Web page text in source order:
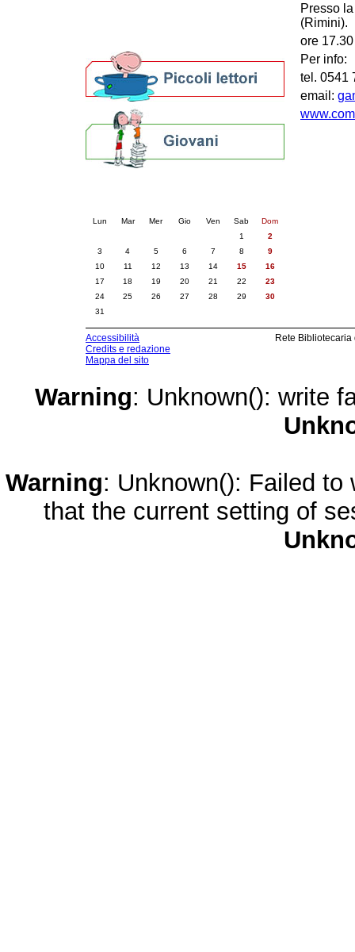
Presso
(Rimini).
ore
Per info:
tel. 0541
email:
Lun Mar Mer Gio Ven Sab
Dom
1
2
3
4 5 6 7 8
9
10
11 12 13 14 15
16
17
18 19 20 21 22
23
24
25 26 27 28 29
30
31
Accessibilità
Credits e redazione
Mappa del sito
Rete
Warning: Unknown(): write
Warning: Unknown(): Failed
that the current setting of